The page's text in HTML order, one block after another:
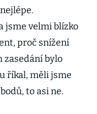
jsme velmi blízko
proč snížení
zasedání bylo
říkal, měli jsme
to asi ne.